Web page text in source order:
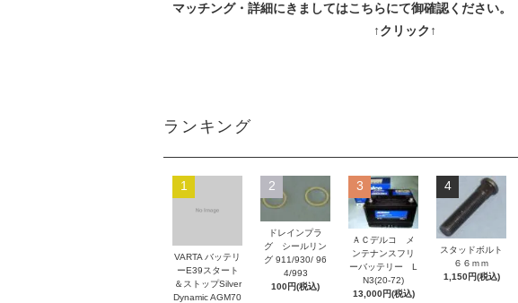
マッチング・詳細にきましてはこちらにて御確認ください。
↑クリック↑
ランキング
1
VARTA バッテリ
ーE39スタート
＆ストップSilver
Dynamic AGM70
2
ドレインプラ
グ シールリン
グ 911/930/ 96
4/993
100円(税込)
3
ＡＣデルコ メ
ンテナンスフリ
ーバッテリー L
N3(20-72)
13,000円(税込)
4
スタッドボルト
６６ｍｍ
1,150円(税込)